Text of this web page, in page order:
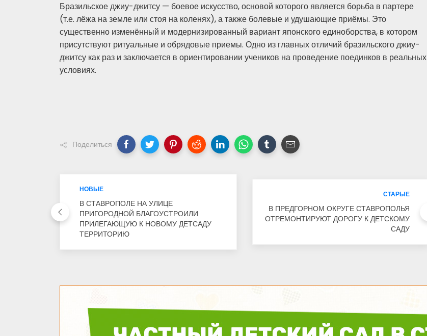
Бразильское джиу-джитсу — боевое искусство, основой которого является борьба в партере
(т.е. лёжа на земле или стоя на коленях), а также болевые и удушающие приёмы. Это
существенно изменённый и модернизированный вариант японского единоборства, в котором
присутствуют ритуальные и обрядовые приемы. Одно из главных отличий бразильского джиу-
джитсу как раз и заключается в ориентировании учеников на проведение поединков в реальных
условиях.
Поделиться
НОВЫЕ
В СТАВРОПОЛЕ НА УЛИЦЕ
ПРИГОРОДНОЙ БЛАГОУСТРОИЛИ
ПРИЛЕГАЮЩУЮ К НОВОМУ ДЕТСАДУ
ТЕРРИТОРИЮ
СТАРЫЕ
В ПРЕДГОРНОМ ОКРУГЕ СТАВРОПОЛЬЯ
ОТРЕМОНТИРУЮТ ДОРОГУ К ДЕТСКОМУ
САДУ